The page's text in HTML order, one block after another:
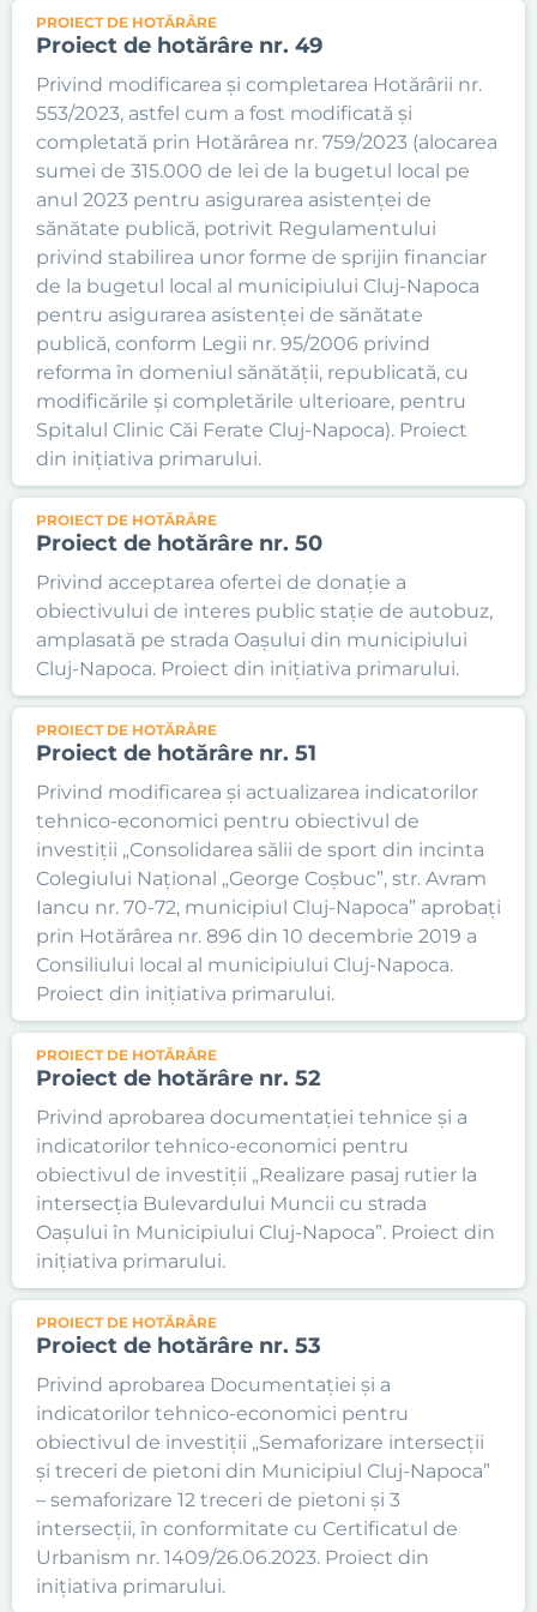
PROIECT DE HOTĂRÂRE
Proiect de hotărâre nr. 49
Privind modificarea și completarea Hotărârii nr.
553/2023, astfel cum a fost modificată și
completată prin Hotărârea nr. 759/2023 (alocarea
sumei de 315.000 de lei de la bugetul local pe
anul 2023 pentru asigurarea asistenței de
sănătate publică, potrivit Regulamentului
privind stabilirea unor forme de sprijin financiar
de la bugetul local al municipiului Cluj-Napoca
pentru asigurarea asistenței de sănătate
publică, conform Legii nr. 95/2006 privind
reforma în domeniul sănătății, republicată, cu
modificările și completările ulterioare, pentru
Spitalul Clinic Căi Ferate Cluj-Napoca). Proiect
din inițiativa primarului.
PROIECT DE HOTĂRÂRE
Proiect de hotărâre nr. 50
Privind acceptarea ofertei de donație a
obiectivului de interes public stație de autobuz,
amplasată pe strada Oașului din municipiului
Cluj-Napoca. Proiect din inițiativa primarului.
PROIECT DE HOTĂRÂRE
Proiect de hotărâre nr. 51
Privind modificarea și actualizarea indicatorilor
tehnico-economici pentru obiectivul de
investiții „Consolidarea sălii de sport din incinta
Colegiului Național „George Coșbuc”, str. Avram
Iancu nr. 70-72, municipiul Cluj-Napoca” aprobați
prin Hotărârea nr. 896 din 10 decembrie 2019 a
Consiliului local al municipiului Cluj-Napoca.
Proiect din inițiativa primarului.
PROIECT DE HOTĂRÂRE
Proiect de hotărâre nr. 52
Privind aprobarea documentației tehnice și a
indicatorilor tehnico-economici pentru
obiectivul de investiții „Realizare pasaj rutier la
intersecția Bulevardului Muncii cu strada
Oașului în Municipiului Cluj-Napoca”. Proiect din
inițiativa primarului.
PROIECT DE HOTĂRÂRE
Proiect de hotărâre nr. 53
Privind aprobarea Documentației și a
indicatorilor tehnico-economici pentru
obiectivul de investiții „Semaforizare intersecții
și treceri de pietoni din Municipiul Cluj-Napoca”
– semaforizare 12 treceri de pietoni și 3
intersecții, în conformitate cu Certificatul de
Urbanism nr. 1409/26.06.2023. Proiect din
inițiativa primarului.